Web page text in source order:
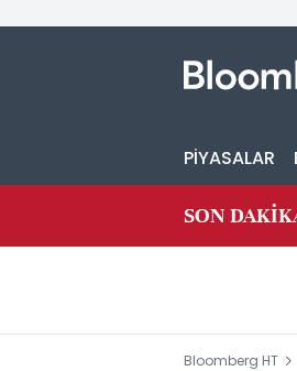
PİYASALAR
SON
Bloomberg HT